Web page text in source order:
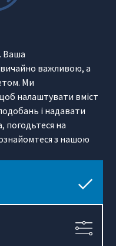
Ваша
важливою, а
Ми
налаштувати вміст
і надавати
погодьтеся на
з нашою